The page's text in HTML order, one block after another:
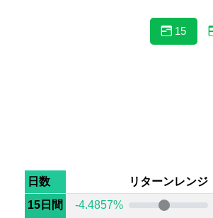
15
日数 リターンレンジ
15日間
-4.4857%